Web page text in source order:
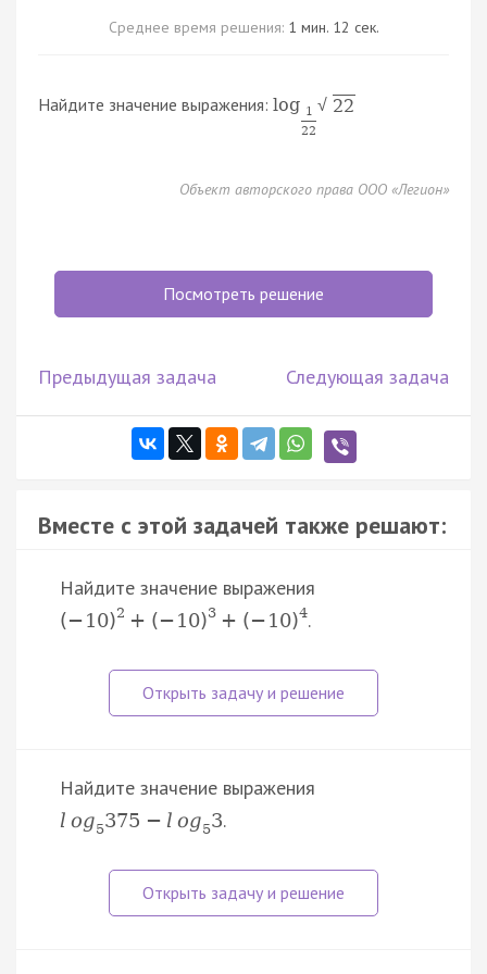
Среднее время решения: 1 мин. 12 сек.
Найдите значение выражения: log 1
22
√ 22
Объект авторского права ООО «Легион»
Посмотреть решение
Предыдущая задача Следующая задача
Вместе с этой задачей также решают:
Найдите значение выражения
(−10)2 + (−10)3 + (−10)4.
Найдите значение выражения
l og5375 − l og53.